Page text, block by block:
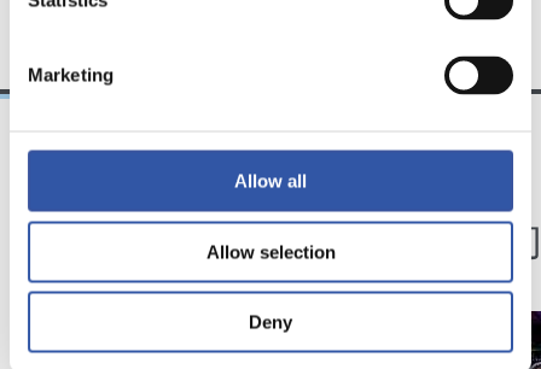
Marketing
Allow all
Allow selection
Deny
粉丝
第100球
第一队
冠军